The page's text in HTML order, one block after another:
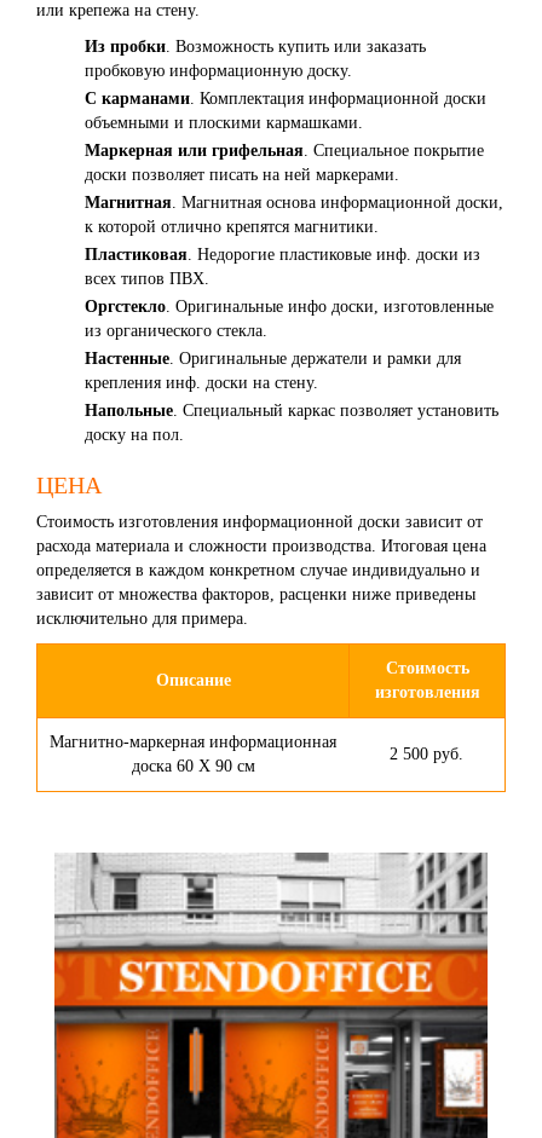
или крепежа на стену.
Из пробки. Возможность купить или заказать
пробковую информационную доску.
С карманами. Комплектация информационной доски
объемными и плоскими кармашками.
Маркерная или грифельная. Специальное покрытие
доски позволяет писать на ней маркерами.
Магнитная. Магнитная основа информационной доски,
к которой отлично крепятся магнитики.
Пластиковая. Недорогие пластиковые инф. доски из
всех типов ПВХ.
Оргстекло. Оригинальные инфо доски, изготовленные
из органического стекла.
Настенные. Оригинальные держатели и рамки для
крепления инф. доски на стену.
Напольные. Специальный каркас позволяет установить
доску на пол.
ЦЕНА
Стоимость изготовления информационной доски зависит от
расхода материала и сложности производства. Итоговая цена
определяется в каждом конкретном случае индивидуально и
зависит от множества факторов, расценки ниже приведены
исключительно для примера.
Описание
Стоимость
изготовления
Магнитно-маркерная информационная
доска 60 Х 90 см
2 500 руб.